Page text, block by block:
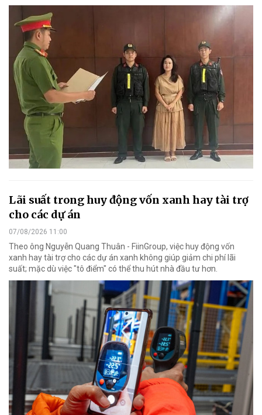
Lãi suất trong huy động vốn xanh hay tài trợ
cho các dự án
07/08/2026 11:00
Theo ông Nguyễn Quang Thuân - FiinGroup, việc huy động vốn
xanh hay tài trợ cho các dự án xanh không giúp giảm chi phí lãi
suất; mặc dù việc "tô điểm" có thể thu hút nhà đầu tư hơn.